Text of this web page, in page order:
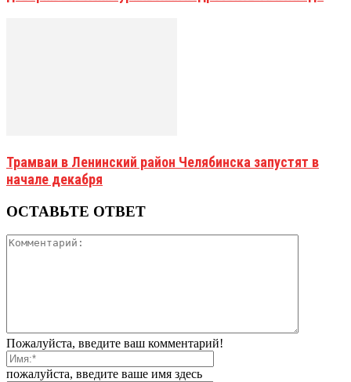
Трамваи в Ленинский район Челябинска запустят в
начале декабря
ОСТАВЬТЕ ОТВЕТ
Пожалуйста, введите ваш комментарий!
пожалуйста, введите ваше имя здесь